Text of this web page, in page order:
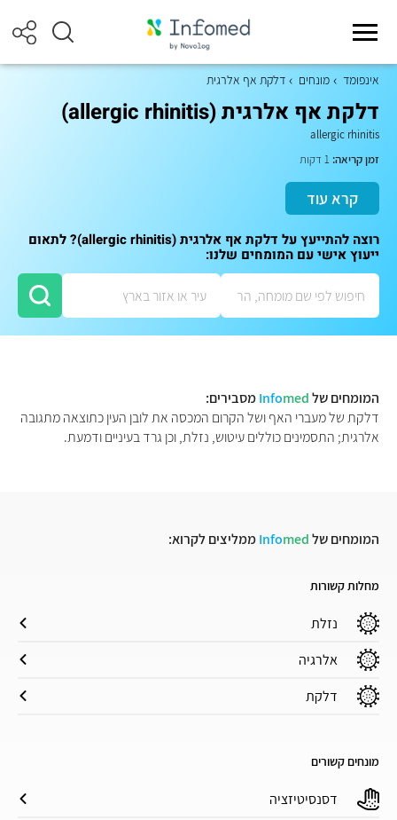
אינפומד מונחים דלקת אף אלרגית
דלקת אף אלרגית (allergic rhinitis)
allergic rhinitis
זמן קריאה:
קרא עוד
רוצה להתייעץ על דלקת אף אלרגית (allergic rhinitis)? לתאום
ייעוץ אישי עם המומחים שלנו:
המומחים של Infomed
מסבירים:
דלקת של מעברי האף ושל הקרום המכסה את לובן העין כתוצאה מתגובה
אלרגית; התסמינים כוללים עיטוש, נזלת, וכן גרד בעיניים ודמעת.
המומחים של Infomed ממליצים לקרוא:
מחלות קשורות
נזלת
אלרגיה
דלקת
מונחים קשורים
דסנסיטיזציה